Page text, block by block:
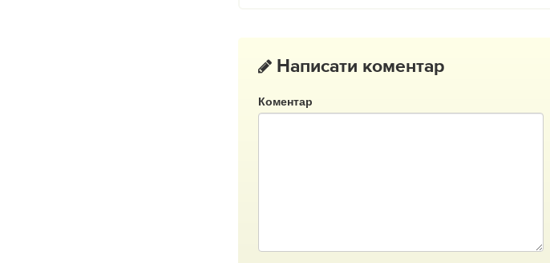
Написати коментар
Коментар